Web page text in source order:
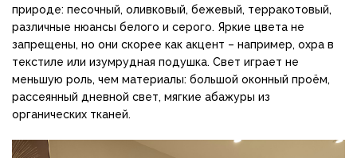
природе: песочный, оливковый, бежевый, терракотовый,
различные нюансы белого и серого. Яркие цвета не
запрещены, но они скорее как акцент – например, охра в
текстиле или изумрудная подушка. Свет играет не
меньшую роль, чем материалы: большой оконный проём,
рассеянный дневной свет, мягкие абажуры из
органических тканей.